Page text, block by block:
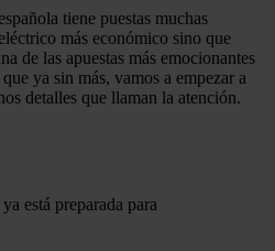
tiene puestas muchas
más económico sino que
de las apuestas más emocionantes
ya sin más, vamos a empezar a
detalles que llaman la atención.
está preparada para